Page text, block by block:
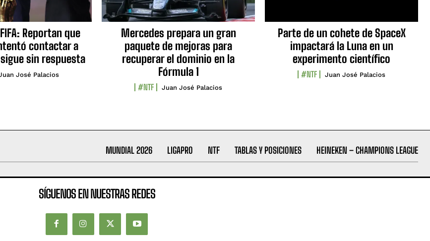
Reportan que
contactar a
sin respuesta
José Palacios
Mercedes prepara un gran
paquete de mejoras para
recuperar el dominio en la
Fórmula 1
#NTF Juan José Palacios
Parte de un cohete de SpaceX
impactará la Luna en un
experimento científico
#NTF Juan José Palacios
MUNDIAL 2026 LIGAPRO NTF TABLAS Y POSICIONES HEINEKEN – CHAMPIONS LEAGUE
SÍGUENOS EN NUESTRAS REDES